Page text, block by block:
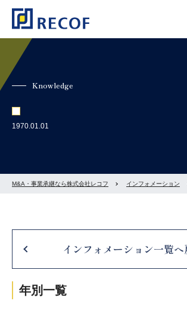
Knowledge
1970.01.01
M&A・事業承継なら株式会社レコフ インフォメーション
インフォメーション一覧へ
年別一覧